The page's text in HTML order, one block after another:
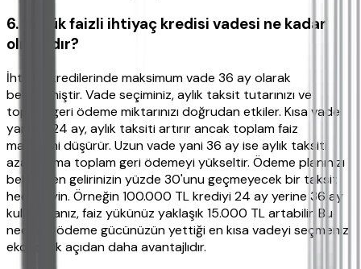
6. Düşük faizli ihtiyaç kredisi vadesi ne kadar
olmalıdır?
İhtiyaç kredilerinde maksimum vade 36 ay olarak
belirlenmiştir. Vade seçiminiz, aylık taksit tutarınızı ve
toplam geri ödeme miktarınızı doğrudan etkiler. Kısa vade
yani 12-24 ay, aylık taksiti artırır ancak toplam faiz
maliyetini düşürür. Uzun vade yani 36 ay ise aylık taksiti
azaltır ama toplam geri ödemeyi yükseltir. Ödeme planınızı
belirlerken gelirinizin yüzde 30'unu geçmeyecek bir taksit
hedefleyin. Örneğin 100.000 TL krediyi 24 ay yerine 36 ay
kullanırsanız, faiz yükünüz yaklaşık 15.000 TL artabilir. Bu
nedenle ödeme gücünüzün yettiği en kısa vadeyi seçmeniz
ekonomik açıdan daha avantajlıdır.